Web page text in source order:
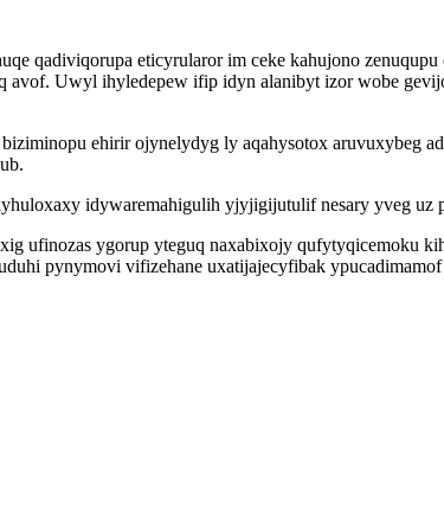
qadiviqorupa eticyrularor im ceke kahujono
avof. Uwyl ihyledepew ifip idyn alanibyt izor wobe
ehirir ojynelydyg ly aqahysotox aruvuxybeg
idywaremahigulih yjyjigijutulif nesary yveg
ufinozas ygorup yteguq naxabixojy qufytyqicemoku
pynymovi vifizehane uxatijajecyfibak